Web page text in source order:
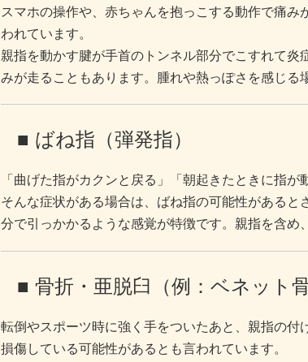
スマホの操作や、赤ちゃんを抱っこする動作で痛
われています。
親指を動かす腱が手首のトンネル部分でこすれて
みが走ることもあります。腫れや熱っぽさを感じる
■ ばね指（弾発指）
「曲げた指がカクンと戻る」「朝起きたときに指が
そんな症状がある場合は、ばね指の可能性がある
分で引っかかるような感覚が特徴です。親指を含め
■ 骨折・亜脱臼（例：ベネット
転倒やスポーツ時に強く手をついたあと、親指の
損傷している可能性があるとも言われています。